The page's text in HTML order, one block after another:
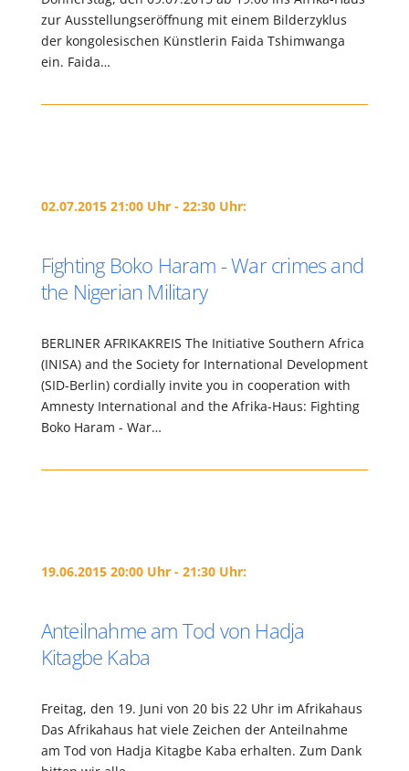
zur Ausstellungseröffnung mit einem Bilderzyklus
der kongolesischen Künstlerin Faida Tshimwanga
ein. Faida…
02.07.2015 21:00 Uhr - 22:30 Uhr:
Fighting Boko Haram - War crimes and
the Nigerian Military
BERLINER AFRIKAKREIS The Initiative Southern Africa
(INISA) and the Society for International Development
(SID-Berlin) cordially invite you in cooperation with
Amnesty International and the Afrika-Haus: Fighting
Boko Haram - War…
19.06.2015 20:00 Uhr - 21:30 Uhr:
Anteilnahme am Tod von Hadja
Kitagbe Kaba
Freitag, den 19. Juni von 20 bis 22 Uhr im Afrikahaus
Das Afrikahaus hat viele Zeichen der Anteilnahme
am Tod von Hadja Kitagbe Kaba erhalten. Zum Dank